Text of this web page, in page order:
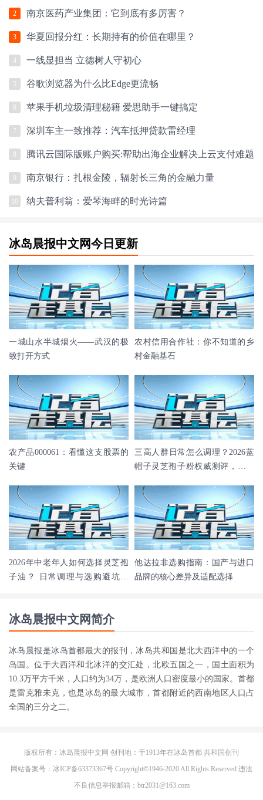
2 南京医药产业集团：它到底有多厉害？
3 华夏回报分红：长期持有的价值在哪里？
4 一线显担当 立德树人守初心
5 谷歌浏览器为什么比Edge更流畅
6 苹果手机垃圾清理秘籍 爱思助手一键搞定
7 深圳车主一致推荐：汽车抵押贷款雷经理
腾讯云国际版账户购买:帮助出海企业解决上云支付难题
9 南京银行：扎根金陵，辐射长三角的金融力量
纳夫普利翁：爱琴海畔的时光诗篇
冰岛晨报中文网今日更新
一城山水半城烟火——武汉的极
致打开方式
农村信用合作社：你不知道的乡
村金融基石
农产品000061：看懂这支股票的
关键
三高人群日常怎么调理？2026蓝
帽子灵芝孢子粉权威测评，温和
2026年中老年人如何选择灵芝孢
子油？ 日常调理与选购避坑指
他达拉非选购指南：国产与进口
品牌的核心差异及适配选择
冰岛晨报中文网简介
冰岛晨报是冰岛首都最大的报刊，冰岛共和国是北大西洋中的一个
岛国。位于大西洋和北冰洋的交汇处，北欧五国之一，国土面积为
10.3万平方千米，人口约为34万，是欧洲人口密度最小的国家。首都
是雷克雅未克，也是冰岛的最大城市，首都附近的西南地区人口占
全国的三分之二。
版权所有：冰岛晨报中文网 创刊地：于1913年在冰岛首都 共和国创刊
网站备案号：冰ICP备63373367号 Copyright©1946-2020 All Rights Reserved 违法
不良信息举报邮箱：btr2031@163.com